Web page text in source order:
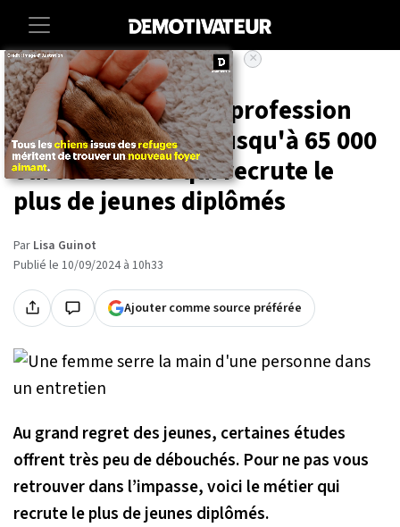
Accueil Lifestyle
Arrêtez tout, cette profession
très prisée payée jusqu'à 65 000
euros est celle qui recrute le
plus de jeunes diplômés
Par Lisa Guinot
Publié le 10/09/2024 à 10h33
Ajouter comme source préférée
Au grand regret des jeunes, certaines études
offrent très peu de débouchés. Pour ne pas vous
retrouver dans l’impasse, voici le métier qui
recrute le plus de jeunes diplômés.
×